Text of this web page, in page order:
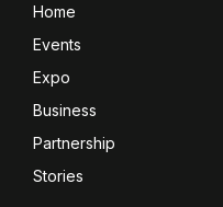
Home
Events
Expo
Business
Partnership
Stories